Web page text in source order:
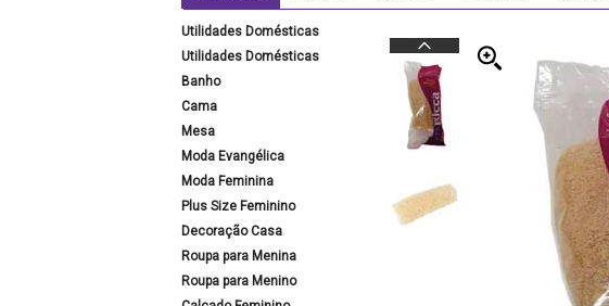
Utilidades Domésticas
Utilidades Domésticas
Banho
Cama
Mesa
Moda Evangélica
Moda Feminina
Plus Size Feminino
Decoração Casa
Roupa para Menina
Roupa para Menino